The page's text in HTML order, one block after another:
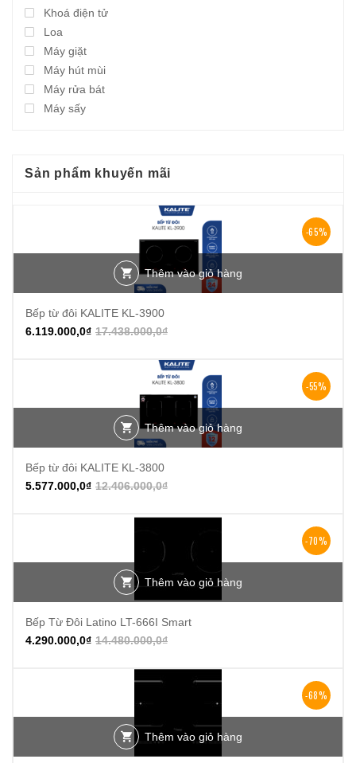
Khoá điện tử
Loa
Máy giặt
Máy hút mùi
Máy rửa bát
Máy sấy
Sản phẩm khuyến mãi
-65%
Thêm vào giỏ hàng
Bếp từ đôi KALITE KL-3900
17.438.000,0₫
6.119.000,0₫
-55%
Thêm vào giỏ hàng
Bếp từ đôi KALITE KL-3800
12.406.000,0₫
5.577.000,0₫
-70%
Thêm vào giỏ hàng
Bếp Từ Đôi Latino LT-666I Smart
14.480.000,0₫
4.290.000,0₫
-68%
Thêm vào giỏ hàng